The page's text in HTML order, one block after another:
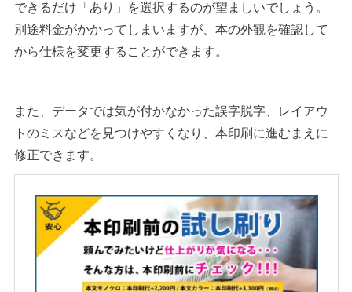
できるだけ「あり」を選択するのが望ましいでしょう。
別途料金がかかってしまいますが、本の外観を確認して
から仕様を変更することができます。
また、データでは気が付かなかった誤字脱字、レイアウ
トのミスなどを見つけやすくなり、本印刷に進むまえに
修正できます。